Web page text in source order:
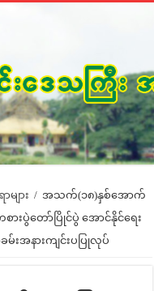
ျား / အသက်(၁၈)နှစ်အောက်
စားပွဲတော်ပြိုင်ပွဲ အောင်နိုင်ရေး
းအနားကျင်းပပြုလုပ်